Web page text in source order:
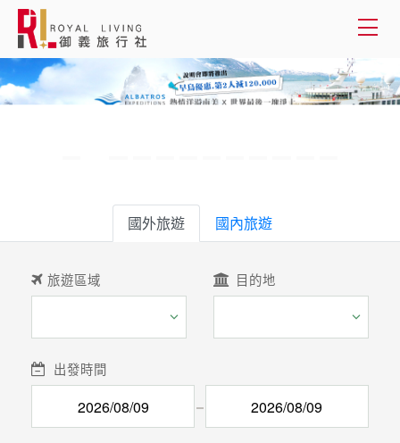
會員登入
客製服務
旅遊資訊
關於御義
國外旅遊 國內旅遊
旅遊區域 目的地
出發時間